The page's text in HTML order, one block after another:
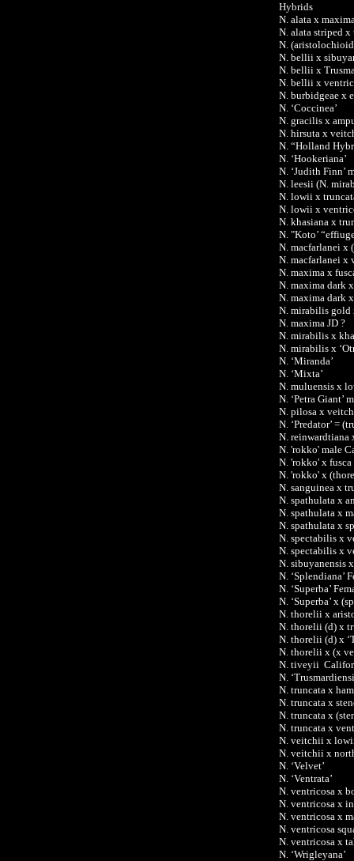
Hybrids
N. alata x
N. alata striped x
N.
N. bellii x
N. bellii x
N. bellii x
N. burbidgeae x
N. ‘Coccinea’
N. gracilis x
N. hirsuta x
N. “Holland
N. ‘Hookeriana’
N. ‘Judith Finn’
N. leesii (N.
N. lowii x
N. lowii x
N. khasiana x
N. "Koto’
N. macfarlanei x
N. macfarlanei x
N. maxima x
N. maxima dark
N. maxima dark
N. mirabilis gold
N. maxima JD ?
N. mirabilis x
N. mirabilis x
N. ‘Miranda’
N. ‘Mixta’
N. muluensis x
N. ‘Petra Giant’
N. pilosa x
N. ‘Predator’ =
N. reinwardtiana
N. 'rokko' male
N. 'rokko' x fusca
N. 'rokko' x
N. sanguinea x
N. spathulata x
N. spathulata x
N. spathulata x
N. spectabilis x
N. spectabilis x
N. sibuyanensis
N. ‘Splendiana’
N. ‘Superba’
N. ‘Superba’ x
N. thorelii x
N. thorelii (d) x
N. thorelii (d) x
N. thorelii x (x
N. tiveyii
N.
N. truncata x
N. truncata x
N. truncata x
N. truncata x
N. veitchii x
N. veitchii x
N. ‘Velvet’
N. ‘Ventrata’
N. ventricosa x
N. ventricosa x
N. ventricosa x
N. ventricosa
N. ventricosa x
N. ‘Wrigleyana’